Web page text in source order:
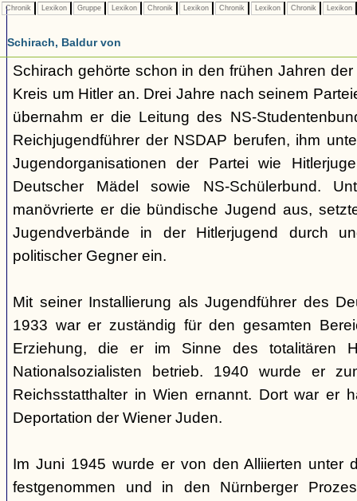
Chronik Lexikon Gruppe Lexikon Chronik Lexikon Chronik Lexikon Chronik Lexikon
Schirach, Baldur von
Schirach gehörte schon in den frühen Jahren
Kreis um Hitler an. Drei Jahre nach seinem
übernahm er die Leitung des NS-
Reichjugendführer der NSDAP berufen, ihm
Jugendorganisationen der Partei wie
Deutscher Mädel sowie NS-Schülerbund.
manövrierte er die bündische Jugend aus,
Jugendverbände in der Hitlerjugend durch
politischer Gegner ein.
Mit seiner Installierung als Jugendführer des
1933 war er zuständig für den gesamten
Erziehung, die er im Sinne des totalitären
Nationalsozialisten betrieb. 1940 wurde er
Reichsstatthalter in Wien ernannt. Dort war er
Deportation der Wiener Juden.
Im Juni 1945 wurde er von den Alliierten unter
festgenommen und in den Nürnberger